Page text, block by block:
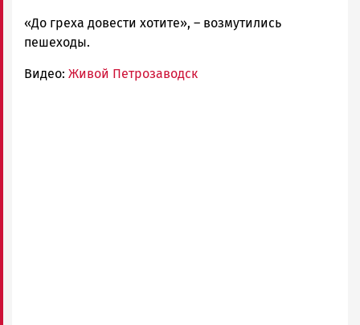
«До греха довести хотите», – возмутились
пешеходы.
Видео: Живой Петрозаводск